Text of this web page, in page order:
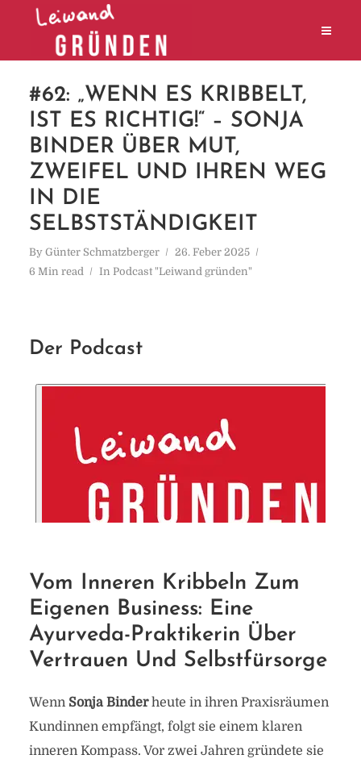
#62: „WENN ES KRIBBELT,
IST ES RICHTIG!“ – SONJA
BINDER ÜBER MUT,
ZWEIFEL UND IHREN WEG
IN DIE
SELBSTSTÄNDIGKEIT
By Günter Schmatzberger
26. Feber 2025
6 Min read
In Podcast "Leiwand gründen"
Der Podcast
Vom Inneren Kribbeln Zum
Eigenen Business: Eine
Ayurveda-Praktikerin Über
Vertrauen Und Selbstfürsorge
Wenn Sonja Binderheute in ihren Praxisräumen
Kundinnen empfängt, folgt sie einem klaren
inneren Kompass. Vor zwei Jahren gründete sie